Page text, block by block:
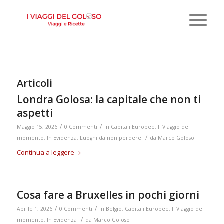
Articoli
Londra Golosa: la capitale che non ti
aspetti
Maggio 15, 2026 / 0 Commenti / in Capitali Europee, Il Viaggio del
momento, In Evidenza, Luoghi da non perdere / da Marco Goloso
Continua a leggere
Cosa fare a Bruxelles in pochi giorni
Aprile 1, 2026 / 0 Commenti / in Belgio, Capitali Europee, Il Viaggio del
momento, In Evidenza / da Marco Goloso